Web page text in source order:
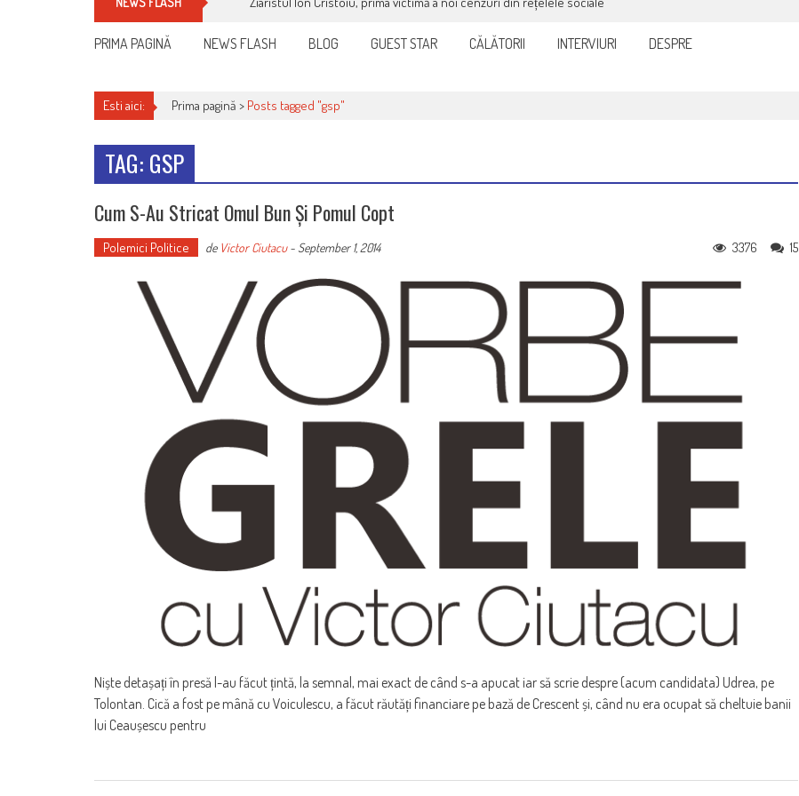
PRIMA PAGINĂ NEWS FLASH BLOG GUEST STAR CĂLĂTORII INTERVIURI DESPRE
Esti aici: Prima pagină > Posts tagged "gsp"
TAG: GSP
Cum S-Au Stricat Omul Bun Și Pomul Copt
Polemici Politice de Victor Ciutacu- September 1, 2014 15
3376
Niște detașați în presă l-au făcut țintă, la semnal, mai exact de când s-a apucat iar să scrie despre (acum candidata) Udrea, pe
Tolontan. Cică a fost pe mână cu Voiculescu, a făcut răutăți financiare pe bază de Crescent și, când nu era ocupat să cheltuie banii
lui Ceaușescu pentru